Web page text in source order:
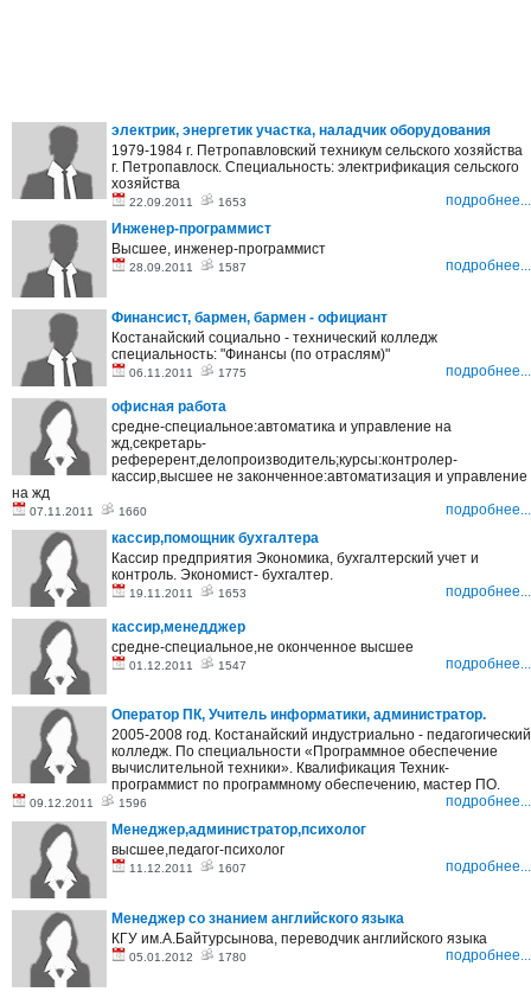
электрик, энергетик участка, наладчик оборудования
1979-1984 г. Петропавловский техникум сельского хозяйства
г. Петропавлоск. Специальность: электрификация сельского
хозяйства
22.09.2011 1653
подробнее...
Инженер-программист
Высшее, инженер-программист
28.09.2011 1587 подробнее...
Финансист, бармен, бармен - официант
Костанайский социально - технический колледж
специальность: "Финансы (по отраслям)"
06.11.2011 1775 подробнее...
офисная работа
средне-специальное:автоматика и управление на
жд,секретарь-
реферерент,делопроизводитель;курсы:контролер-
кассир,высшее не законченное:автоматизация и управление
на жд
07.11.2011 1660
подробнее...
кассир,помощник бухгалтера
Кассир предприятия Экономика, бухгалтерский учет и
контроль. Экономист- бухгалтер.
19.11.2011 1653 подробнее...
кассир,менедджер
средне-специальное,не оконченное высшее
01.12.2011 1547 подробнее...
Оператор ПК, Учитель информатики, администратор.
2005-2008 год. Костанайский индустриально - педагогический
колледж. По специальности «Программное обеспечение
вычислительной техники». Квалификация Техник-
программист по программному обеспечению, мастер ПО.
09.12.2011 1596
подробнее...
Менеджер,администратор,психолог
высшее,педагог-психолог
11.12.2011 1607 подробнее...
Менеджер со знанием английского языка
КГУ им.А.Байтурсынова, переводчик английского языка
05.01.2012 1780 подробнее...